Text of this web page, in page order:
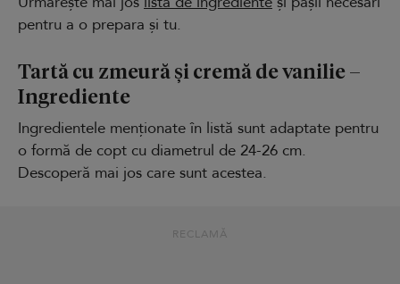
pentru a o prepara și tu.
Tartă cu zmeură și cremă de vanilie –
Ingrediente
Ingredientele menționate în listă sunt adaptate pentru
o formă de copt cu diametrul de 24-26 cm.
Descoperă mai jos care sunt acestea.
RECLAMĂ